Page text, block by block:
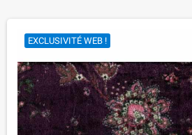
EXCLUSIVITÉ WEB !